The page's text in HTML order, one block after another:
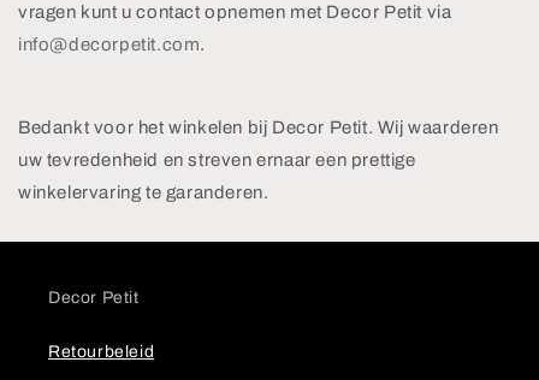
vragen kunt u contact opnemen met Decor Petit via
info@decorpetit.com.
Bedankt voor het winkelen bij Decor Petit. Wij waarderen
uw tevredenheid en streven ernaar een prettige
winkelervaring te garanderen.
Decor Petit
Retourbeleid